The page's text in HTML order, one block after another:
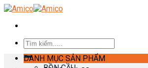
Skip
content
Search
for:
DANH MỤC SẢN PHẨM